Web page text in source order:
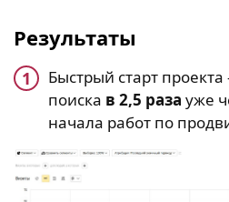
Результаты
Быстрый старт
поиска в 2,5 раза уже
начала работ по